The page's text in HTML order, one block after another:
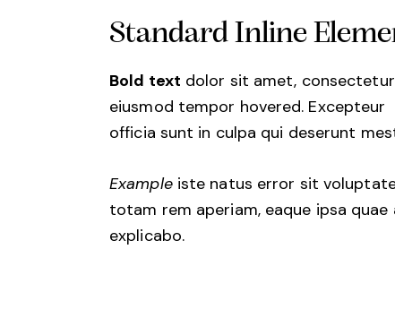
Standard Inline
Bold text dolor sit amet, consectetur
eiusmod tempor hovered. Excepteur
officia sunt in culpa qui deserunt
Exampleiste natus error sit
totam rem aperiam, eaque ipsa quae
explicabo.